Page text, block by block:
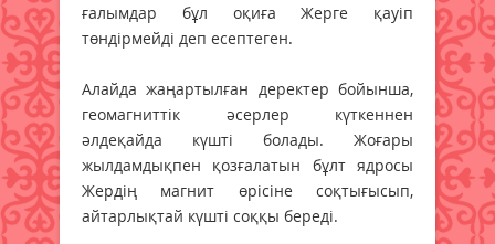
ғалымдар бұл оқиға Жерге қауіп
төндірмейді деп есептеген.
Алайда жаңартылған деректер бойынша,
геомагниттік әсерлер күткеннен
әлдеқайда күшті болады. Жоғары
жылдамдықпен қозғалатын бұлт ядросы
Жердің магнит өрісіне соқтығысып,
айтарлықтай күшті соққы береді.